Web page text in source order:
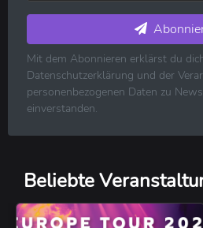
Pop ⋅ Dance ⋅ Indie
Hip-Hop ⋅ Rap
R&B ⋅ Soul ⋅ Blues ⋅ Jazz
Volksmusik ⋅ Folk ⋅
Klassische Musik
Mit dem Abonnieren erklärst du
Datenschutzerklärung und der
personenbezogenen Daten zu
einverstanden.
Beliebte